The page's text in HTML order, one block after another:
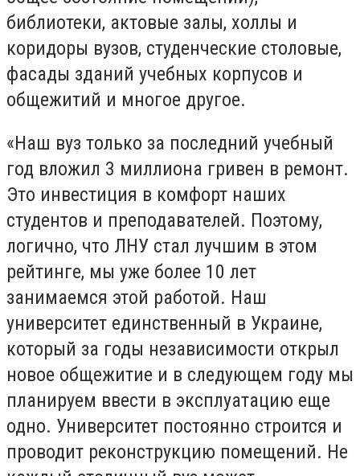
библиотеки, актовые залы, холлы и
коридоры вузов, студенческие столовые,
фасады зданий учебных корпусов и
общежитий и многое другое.
«Наш вуз только за последний учебный
год вложил 3 миллиона гривен в ремонт.
Это инвестиция в комфорт наших
студентов и преподавателей. Поэтому,
логично, что ЛНУ стал лучшим в этом
рейтинге, мы уже более 10 лет
занимаемся этой работой. Наш
университет единственный в Украине,
который за годы независимости открыл
новое общежитие и в следующем году мы
планируем ввести в эксплуатацию еще
одно. Университет постоянно строится и
проводит реконструкцию помещений. Не